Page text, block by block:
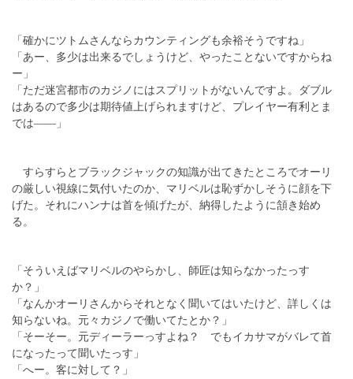
「確かにツトムさんならカウンティングも余裕そうですね」
「あー、多少は出来るでしょうけど、やったことないですからね
ー」
「ただ迷宮都市のカジノにはスプリットがないんですよ。ダブル
はあるので多少は期待値上げられますけど、プレイヤー有利とま
では――」
すらすらとブラックジャックの知識が出てきたところでオーリ
の厳しい視線に気付いたのか、マリベルは恥ずかしそうに顔を下
げた。それにハンナは首を傾げたが、納得したように頷き始め
る。
「そういえばマリベルのやらかし、師匠は知らなかったっす
か？」
「なんかオーリさんからそれとなく聞いてはいたけど、詳しくは
知らないね。元々カジノで働いてたとか？」
「そーそー。元ディーラーっすよね？ でもイカサマがバレて首
になったって聞いたっす」
「へー。客に対して？」